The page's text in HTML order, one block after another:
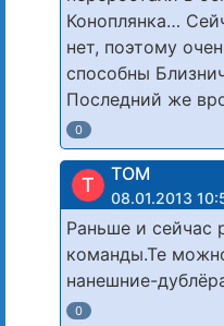
Коноплянка…
нет, поэтому
способны
Последний же
0
T TOM
08.01.2013
Раньше и сейчас
команды.Те
нанешние-
0